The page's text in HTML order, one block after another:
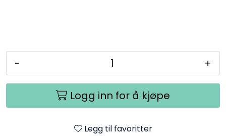
- +
Logg inn for å kjøpe
Legg til favoritter